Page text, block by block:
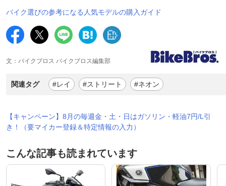
バイク選びの参考になる人気モデルの購入ガイド
文：バイクブロス バイクブロス編集部
関連タグ #レイ #ストリート #ネオン
【キャンペーン】8月の毎週金・土・日はガソリン・軽油7円/L引
き！（要マイカー登録＆特定情報の入力）
こんな記事も読まれています